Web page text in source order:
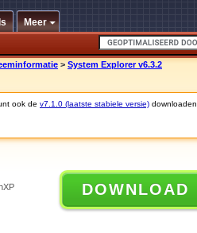
Meer
> System Explorer v6.3.2
ook de v7.1.0 (laatste stabiele versie) downloaden.
DOWNLOAD